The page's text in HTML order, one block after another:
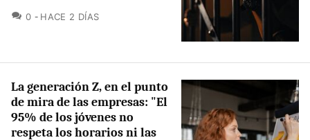
0 COMENTARIOS
HACE 2 DÍAS
La generación Z, en el punto
de mira de las empresas: "El
95% de los jóvenes no
respeta los horarios ni las